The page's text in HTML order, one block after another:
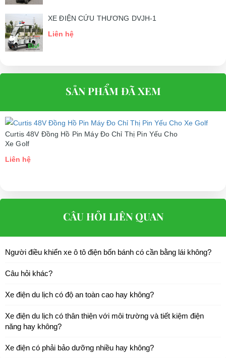
XE ĐIỆN CỨU THƯƠNG DVJH-1
Liên hệ
SẢN PHẨM ĐÃ XEM
Curtis 48V Đồng Hồ Pin Máy Đo Chỉ Thị Pin Yếu Cho
Xe Golf
Liên hệ
CÂU HỎI LIÊN QUAN
Người điều khiển xe ô tô điện bốn bánh có cần bằng lái không?
Câu hỏi khác?
Xe điện du lịch có độ an toàn cao hay không?
Xe điện du lịch có thân thiện với môi trường và tiết kiệm điện
năng hay không?
Xe điện có phải bảo dưỡng nhiều hay không?